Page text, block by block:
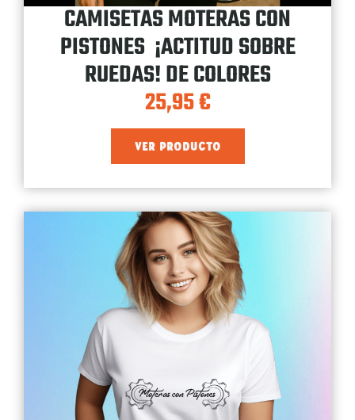
CAMISETAS MOTERAS CON
PISTONES ¡ACTITUD SOBRE
RUEDAS! DE COLORES
25,95€
VER PRODUCTO